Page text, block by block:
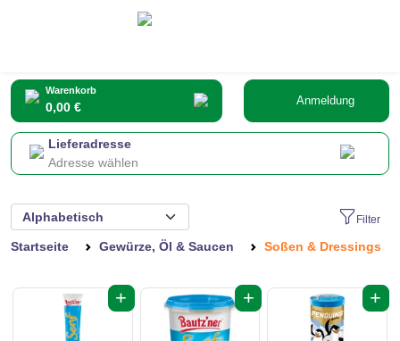
Warenkorb
0,00 € Anmeldung
Lieferadresse
Adresse wählen
Filter
Startseite Gewürze, Öl & Saucen Soßen & Dressings
+ + +